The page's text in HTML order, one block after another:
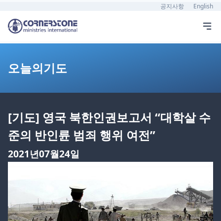
공지사항 English
오늘의기도
[기도] 영국 북한인권보고서 “대학살 수
준의 반인륜 범죄 행위 여전”
2021년07월24일